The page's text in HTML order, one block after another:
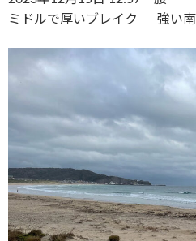
ミドルで厚いブレイク 強い南